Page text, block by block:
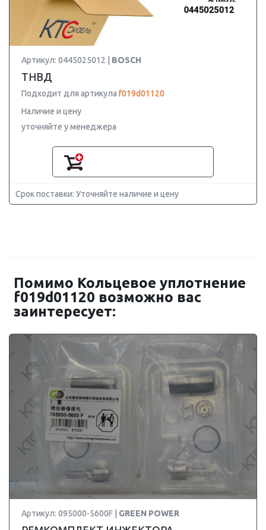
Артикул: 0445025012 | BOSCH
ТНВД
Подходит для артикула f019d01120
Наличие и цену
уточняйте у менеджера
Срок поставки: Уточняйте наличие и цену
Помимо Кольцевое уплотнение
f019d01120 возможно вас
заинтересует:
Артикул: 095000-5600F | GREEN POWER